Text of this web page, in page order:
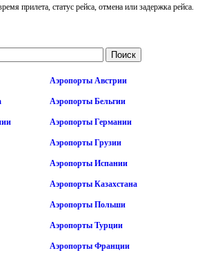
прилета, статус рейса, отмена или задержка рейса.
Аэропорты Австрии
Аэропорты Бельгии
Аэропорты Германии
Аэропорты Грузии
Аэропорты Испании
Аэропорты Казахстана
Аэропорты Польши
Аэропорты Турции
Аэропорты Франции